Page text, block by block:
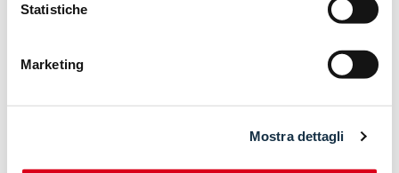
Statistiche
Marketing
Mostra dettagli